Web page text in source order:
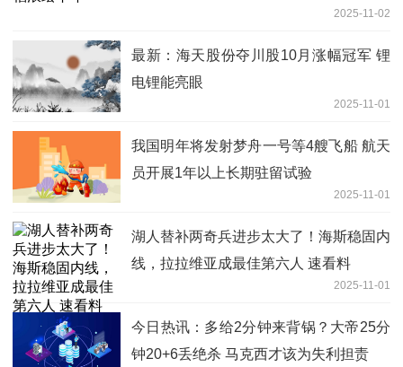
2025-11-02
最新：海天股份夺川股10月涨幅冠军 锂
电锂能亮眼
2025-11-01
我国明年将发射梦舟一号等4艘飞船 航天
员开展1年以上长期驻留试验
2025-11-01
湖人替补两奇兵进步太大了！海斯稳固内
线，拉拉维亚成最佳第六人 速看料
2025-11-01
今日热讯：多给2分钟来背锅？大帝25分
钟20+6丢绝杀 马克西才该为失利担责